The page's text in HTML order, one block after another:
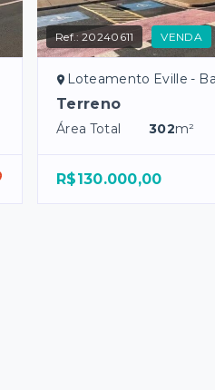
Ref.:20240611 VENDA
Loteamento Eville - Bady
Terreno
Área Total 302m²
R$130.000,00